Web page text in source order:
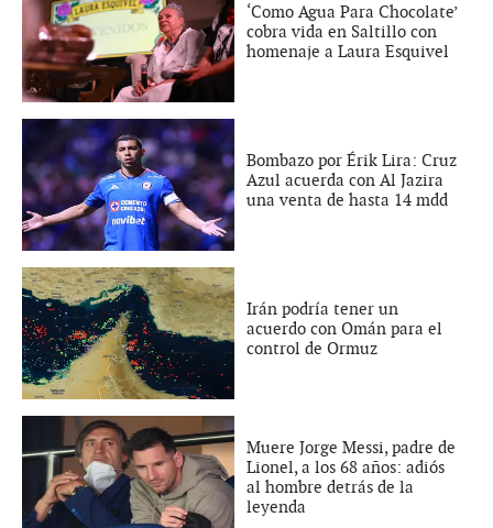
‘Como Agua Para Chocolate’
cobra vida en Saltillo con
homenaje a Laura Esquivel
Bombazo por Érik Lira: Cruz
Azul acuerda con Al Jazira
una venta de hasta 14 mdd
Irán podría tener un
acuerdo con Omán para el
control de Ormuz
Muere Jorge Messi, padre de
Lionel, a los 68 años: adiós
al hombre detrás de la
leyenda